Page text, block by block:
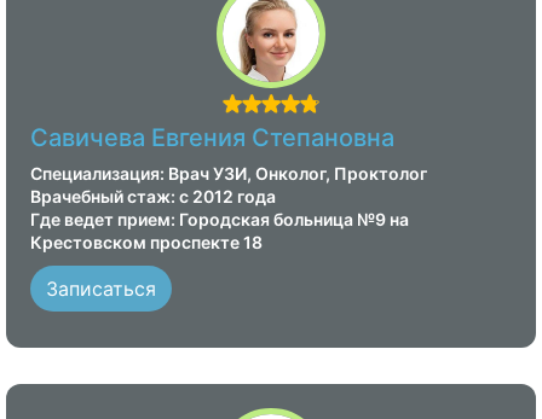
Савичева Евгения Степановна
Специализация: Врач УЗИ, Онколог, Проктолог
Врачебный стаж: с 2012 года
Где ведет прием: Городская больница №9 на
Крестовском проспекте 18
Записаться